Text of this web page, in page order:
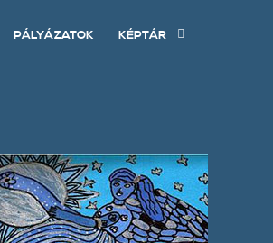
PÁLYÁZATOK KÉPTÁR